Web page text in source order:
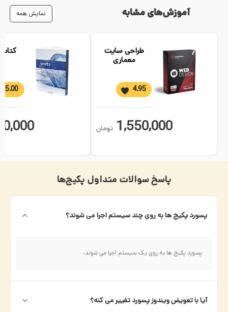
آموزش‌های مشابه نمایش همه
طراحی سایت
معماری
4.95
1,550,000 تومان
5.00
پاسخ سوالات متداول پکیج‌ها
پسورد پکیج ها به روی چند سیستم اجرا می شوند؟
پسورد پکیج ها به روی یک سیستم اجرا می شوند.
آیا با تعویض ویندوز پسورد تغییر می کنه؟